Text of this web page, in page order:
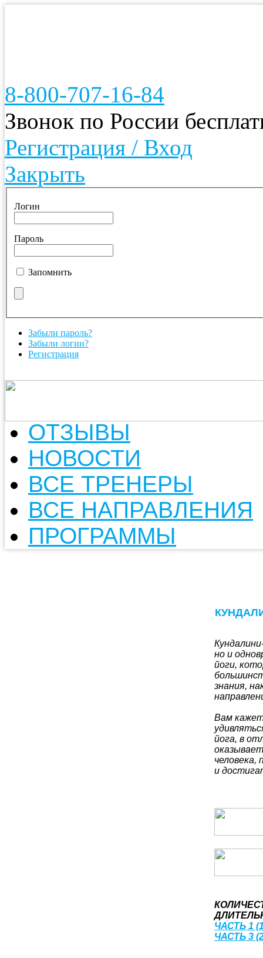
8-800-707-16-84
Звонок по России
Регистрация / Вход
Закрыть
Логин
Пароль
Запомнить
Забыли пароль?
Забыли логин?
Регистрация
ОТЗЫВЫ
НОВОСТИ
ВСЕ ТРЕНЕРЫ
ВСЕ НАПРАВЛЕНИЯ
ПРОГРАММЫ
но и
йоги,
знания,
Вам
йога, в
человека,
и
ЧАСТЬ 1
ЧАСТЬ 3